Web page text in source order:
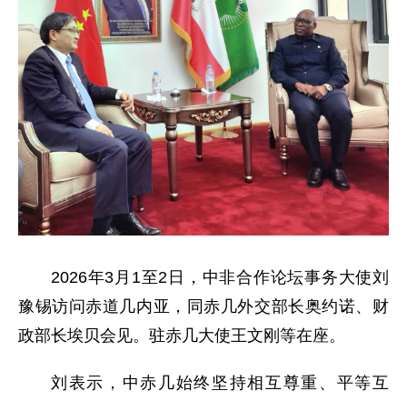
2026年3月1至2日，中非合作论坛事务大使刘
豫锡访问赤道几内亚，同赤几外交部长奥约诺、财
政部长埃贝会见。驻赤几大使王文刚等在座。
刘表示，中赤几始终坚持相互尊重、平等互